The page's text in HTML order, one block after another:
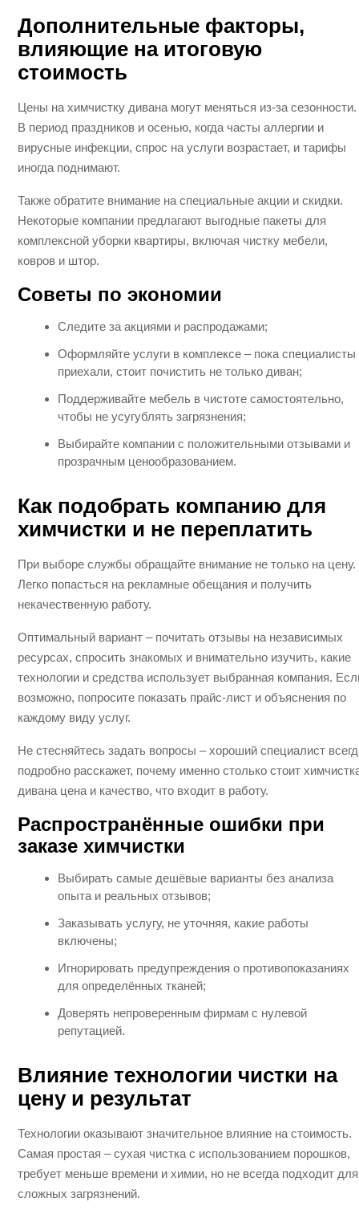
Дополнительные факторы,
влияющие на итоговую
стоимость
Цены на химчистку дивана могут меняться из-за сезонности.
В период праздников и осенью, когда часты аллергии и
вирусные инфекции, спрос на услуги возрастает, и тарифы
иногда поднимают.
Также обратите внимание на специальные акции и скидки.
Некоторые компании предлагают выгодные пакеты для
комплексной уборки квартиры, включая чистку мебели,
ковров и штор.
Советы по экономии
Следите за акциями и распродажами;
Оформляйте услуги в комплексе – пока специалисты
приехали, стоит почистить не только диван;
Поддерживайте мебель в чистоте самостоятельно,
чтобы не усугублять загрязнения;
Выбирайте компании с положительными отзывами и
прозрачным ценообразованием.
Как подобрать компанию для
химчистки и не переплатить
При выборе службы обращайте внимание не только на цену.
Легко попасться на рекламные обещания и получить
некачественную работу.
Оптимальный вариант – почитать отзывы на независимых
ресурсах, спросить знакомых и внимательно изучить, какие
технологии и средства использует выбранная компания.
возможно, попросите показать прайс-лист и объяснения по
каждому виду услуг.
Не стесняйтесь задать вопросы – хороший специалист
подробно расскажет, почему именно столько стоит
дивана цена и качество, что входит в работу.
Распространённые ошибки при
заказе химчистки
Выбирать самые дешёвые варианты без анализа
опыта и реальных отзывов;
Заказывать услугу, не уточняя, какие работы
включены;
Игнорировать предупреждения о противопоказаниях
для определённых тканей;
Доверять непроверенным фирмам с нулевой
репутацией.
Влияние технологии чистки на
цену и результат
Технологии оказывают значительное влияние на стоимость.
Самая простая – сухая чистка с использованием порошков,
требует меньше времени и химии, но не всегда подходит для
сложных загрязнений.